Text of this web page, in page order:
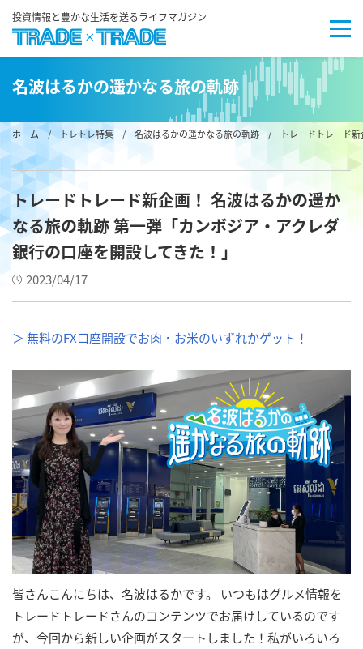
投資情報と豊かな生活を送るライフマガジン
名波はるかの遥かなる旅の軌跡
ホーム/ トレトレ特集 / 名波はるかの遥かなる旅の軌跡 / トレードトレード新
トレードトレード新企画！ 名波はるかの遥か
なる旅の軌跡 第一弾「カンボジア・アクレダ
銀行の口座を開設してきた！」
2023/04/17
＞ 無料のFX口座開設でお肉・お米のいずれかゲット！
皆さんこんにちは、名波はるかです。 いつもはグルメ情報を
トレードトレードさんのコンテンツでお届けしているのです
が、今回から新しい企画がスタートしました！私がいろいろ